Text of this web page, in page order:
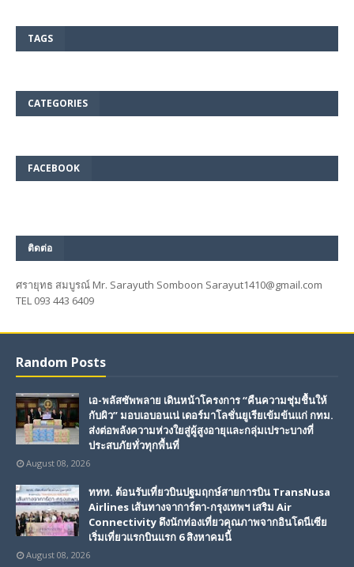
TAGS
CATEGORIES
FACEBOOK
ติดต่อ
ศรายุทธ สมบูรณ์ Mr. Sarayuth Somboon Sarayut1410@gmail.com
TEL 093 443 6409
Random Posts
เอ-พลัสซัพพลาย เดินหน้าโครงการ “คืนความชุ่มชื้นให้
กับผิว” มอบเอบอนเน่ เดอร์มาโลชั่นยูเรียเข้มข้นแก่ กทม.
ส่งต่อพลังความห่วงใยสู่ผู้สูงอายุและกลุ่มเปราะบางที่
ประสบภัยทั่วทุกพื้นที่
August 08, 2026
ททท. ต้อนรับเที่ยวบินปฐมฤกษ์สายการบิน TransNusa
Airlines เส้นทางจาการ์ตา-กรุงเทพฯ เสริม Air
Connectivity ดึงนักท่องเที่ยวคุณภาพจากอินโดนีเซีย
เริ่มเที่ยวแรกบินแรก 6 สิงหาคมนี้
August 08, 2026